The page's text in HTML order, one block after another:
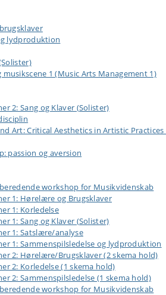
lydproduktion
1 (Music Arts Management 1)
2: Sang og Klaver (Solister)
Art: Critical Aesthetics in Artistic
passion og aversion
workshop for Musikvidenskab
1: Hørelære og Brugsklaver
1: Korledelse
1: Sang og Klaver (Solister)
1: Satslære/analyse
1: Sammenspilsledelse og lydproduktion
2: Hørelære/Brugsklaver (2 skema hold)
2: Korledelse (1 skema hold)
2: Sammenspilsledelse (1 skema hold)
workshop for Musikvidenskab